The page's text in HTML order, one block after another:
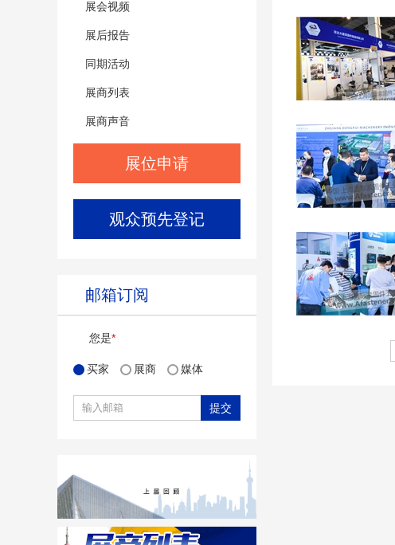
展会视频
展后报告
同期活动
展商列表
展商声音
展位申请
观众预先登记
邮箱订阅
您是*
买家 展商 媒体